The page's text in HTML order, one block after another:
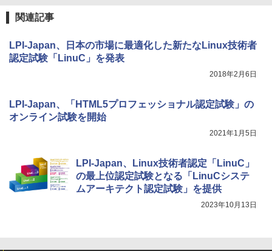
関連記事
LPI-Japan、日本の市場に最適化した新たなLinux技術者
認定試験「LinuC」を発表
2018年2月6日
LPI-Japan、「HTML5プロフェッショナル認定試験」の
オンライン試験を開始
2021年1月5日
LPI-Japan、Linux技術者認定「LinuC」
の最上位認定試験となる「LinuCシステ
ムアーキテクト認定試験」を提供
2023年10月13日